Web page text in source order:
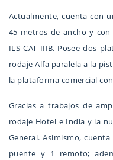
Actualmente, cuenta con
45 metros de ancho y
ILS CAT IIIB. Posee dos
rodaje Alfa paralela a la
la plataforma comercial
Gracias a trabajos de
rodaje Hotel e India y la
General. Asimismo,
puente y 1 remoto;